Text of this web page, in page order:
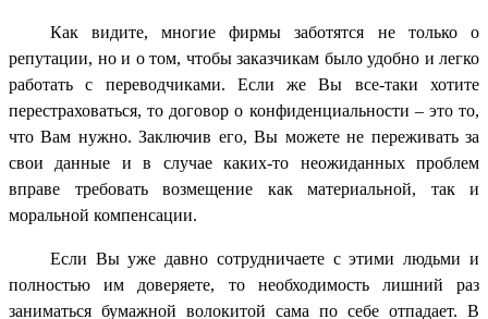
Как видите, многие фирмы заботятся не только о
репутации, но и о том, чтобы заказчикам было удобно и легко
работать с переводчиками. Если же Вы все-таки хотите
перестраховаться, то договор о конфиденциальности – это то,
что Вам нужно. Заключив его, Вы можете не переживать за
свои данные и в случае каких-то неожиданных проблем
вправе требовать возмещение как материальной, так и
моральной компенсации.
Если Вы уже давно сотрудничаете с этими людьми и
полностью им доверяете, то необходимость лишний раз
заниматься бумажной волокитой сама по себе отпадает. В